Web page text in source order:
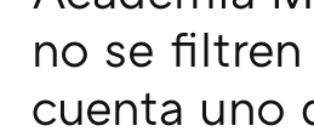
no se
cuenta uno